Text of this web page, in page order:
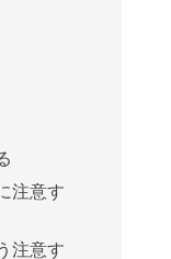
注意す
注意す